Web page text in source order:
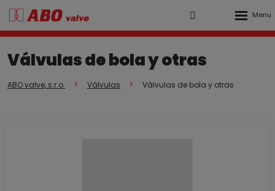
Vyhledávání
Přihlášení
menu
Válvulas de bola y otras
ABO valve, s.r.o. Válvulas Válvulas de bola y otras